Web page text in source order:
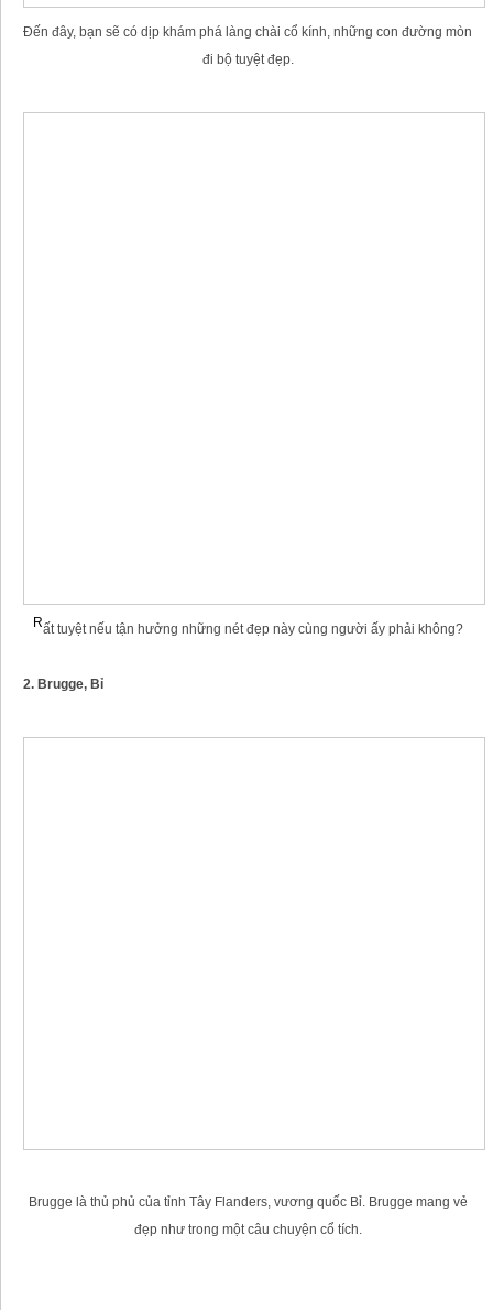
Đến đây, bạn sẽ có dịp khám phá làng chài cổ kính, những con đường mòn
đi bộ tuyệt đẹp.
Rất tuyệt nếu tận hưởng những nét đẹp này cùng người ấy phải không?
2. Brugge, Bỉ
Brugge là thủ phủ của tỉnh Tây Flanders, vương quốc Bỉ. Brugge mang vẻ
đẹp như trong một câu chuyện cổ tích.